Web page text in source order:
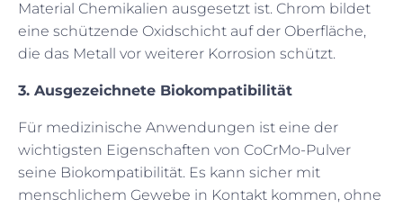
Material Chemikalien ausgesetzt ist. Chrom bildet
eine schützende Oxidschicht auf der Oberfläche,
die das Metall vor weiterer Korrosion schützt.
3. Ausgezeichnete Biokompatibilität
Für medizinische Anwendungen ist eine der
wichtigsten Eigenschaften von CoCrMo-Pulver
seine Biokompatibilität. Es kann sicher mit
menschlichem Gewebe in Kontakt kommen, ohne